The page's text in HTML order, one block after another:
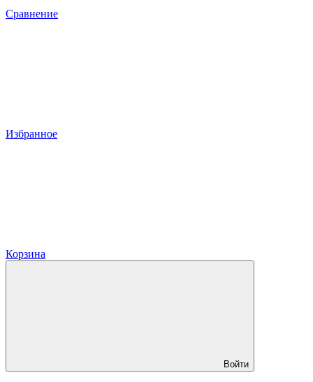
Сравнение
Избранное
Корзина
Войти